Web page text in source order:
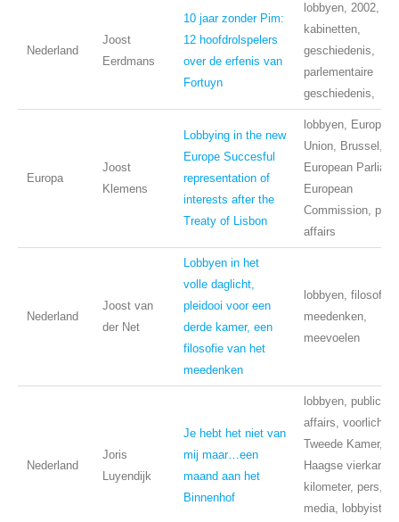
Nederland
Joost
Eerdmans
10 jaar zonder Pim:
12 hoofdrolspelers
over de erfenis van
Fortuyn
lobbyen, 2002,
kabinetten,
geschiedenis,
parlementaire
geschiedenis,
Europa
Joost
Klemens
Lobbying in the new
Europe Succesful
representation of
interests after the
Treaty of Lisbon
lobbyen, European
Union, Brussel,
European
European
Commission,
affairs
Nederland
Joost van
der Net
Lobbyen in het
volle daglicht,
pleidooi voor een
derde kamer, een
filosofie van het
meedenken
lobbyen, filosofie,
meedenken,
meevoelen
Nederland
Joris
Luyendijk
Je hebt het niet van
mij maar…een
maand aan het
Binnenhof
lobbyen, public
affairs,
Tweede Kamer,
Haagse vierkante
kilometer, pers,
media, lobbyisten,